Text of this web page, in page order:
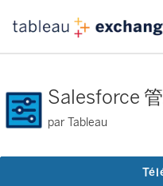
Salesforce
par Tableau